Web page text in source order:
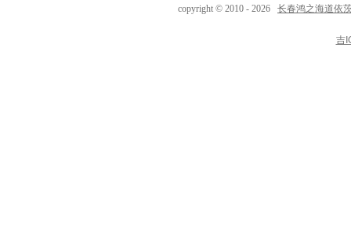
copyright © 2010 - 2026 长春鸿之海道依
吉